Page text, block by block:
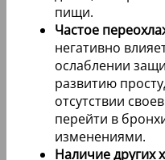
пищи.
Частое
негативно
ослаблении
развитию
отсутствии
перейти в
изменениями.
Наличие других